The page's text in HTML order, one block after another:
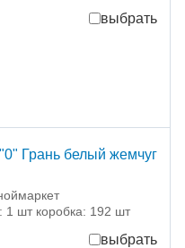
выбрать
Грань белый жемчуг
1 шт коробка: 192 шт
выбрать